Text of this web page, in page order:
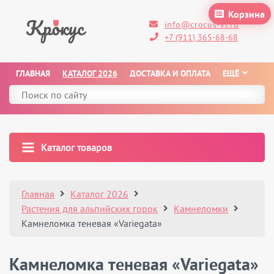
Корзина
info@crocus-vl.ru
+7 (911) 365-68-68
ГЛАВНАЯ КАТАЛОГ 2026 ДОСТАВКА И ОПЛАТА ЕЩЁ
Каталог товаров
Главная
Каталог 2026
Растения для альпийских горок
Камнеломки
Камнеломка теневая «Variegata»
Камнеломка теневая «Variegata»